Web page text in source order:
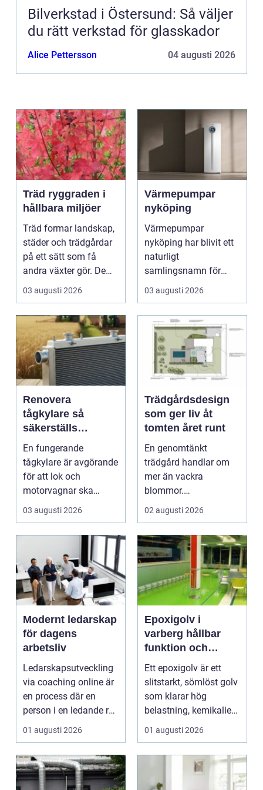
Bilverkstad i Östersund: Så väljer
du rätt verkstad för glasskador
Alice Pettersson 04 augusti 2026
Träd ryggraden i
hållbara miljöer
Träd formar landskap,
städer och trädgårdar
på ett sätt som få
andra växter gör. De
skapar rum, ger ...
03 augusti 2026
Värmepumpar
nyköping
Värmepumpar
nyköping har blivit ett
naturligt
samlingsnamn för
husägare som vill
kombinera lägre ene...
03 augusti 2026
Renovera
tågkylare så
säkerställs
driftsäkra lok och
tågsystem
En fungerande
tågkylare är avgörande
för att lok och
motorvagnar ska
kunna leverera pålitlig
drift d...
03 augusti 2026
Trädgårdsdesign
som ger liv åt
tomten året runt
En genomtänkt
trädgård handlar om
mer än vackra
blommor.
trädgårdsdesign
förenar funktion, form
och ...
02 augusti 2026
Modernt ledarskap
för dagens
arbetsliv
Ledarskapsutveckling
via coaching online är
en process där en
person i en ledande roll
f&a...
01 augusti 2026
Epoxigolv i
varberg hållbar
funktion och
snygg design i
samma lösning
Ett epoxigolv är ett
slitstarkt, sömlöst golv
som klarar hög
belastning, kemikalier
och väta utan at...
01 augusti 2026